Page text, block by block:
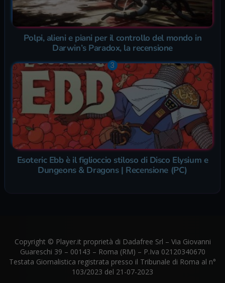
Polpi, alieni e piani per il controllo del mondo in
Darwin’s Paradox, la recensione
Esoteric Ebb è il figlioccio stiloso di Disco Elysium e
Dungeons & Dragons | Recensione (PC)
Copyright © Player.it proprietà di Dadafree Srl – Via Giovanni
Guareschi 39 – 00143 – Roma (RM) – P.Iva 02120340670
Testata Giornalistica registrata presso il Tribunale di Roma al n°
103/2023 del 21-07-2023